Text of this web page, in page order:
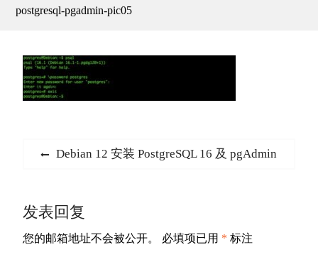
postgresql-pgadmin-pic05
航
Previous
Debian 12 安装 PostgreSQL 16 及 pgAdmin
发表回复
您的邮箱地址不会被公开。 必填项已用 * 标注